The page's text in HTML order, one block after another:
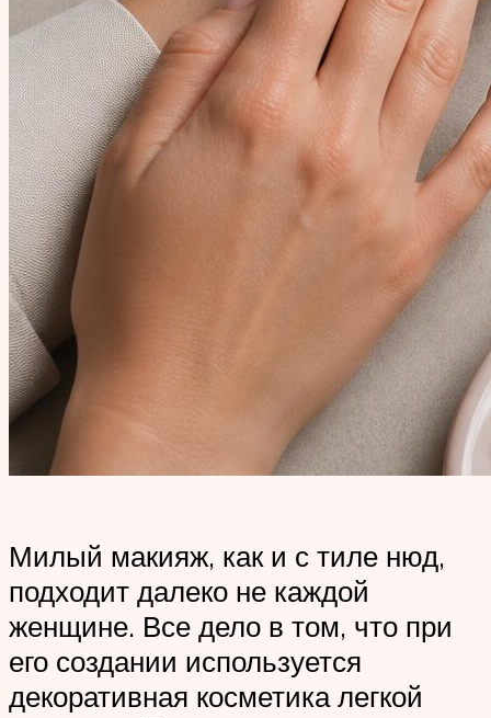
Милый макияж, как и с тиле нюд,
подходит далеко не каждой
женщине. Все дело в том, что при
его создании используется
декоративная косметика легкой